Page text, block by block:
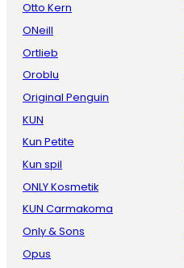
Otto Kern
ONeill
Ortlieb
Oroblu
Original Penguin
KUN
Kun Petite
Kun spil
ONLY Kosmetik
KUN Carmakoma
Only & Sons
Opus